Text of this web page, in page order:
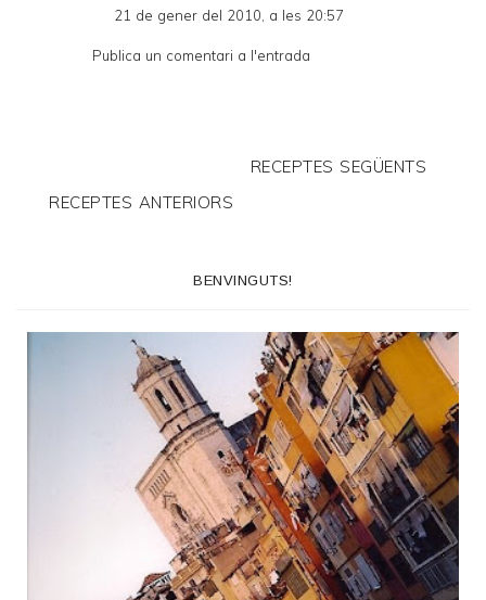
21 de gener del 2010, a les 20:57
Publica un comentari a l'entrada
RECEPTES SEGÜENTS
RECEPTES ANTERIORS
BENVINGUTS!